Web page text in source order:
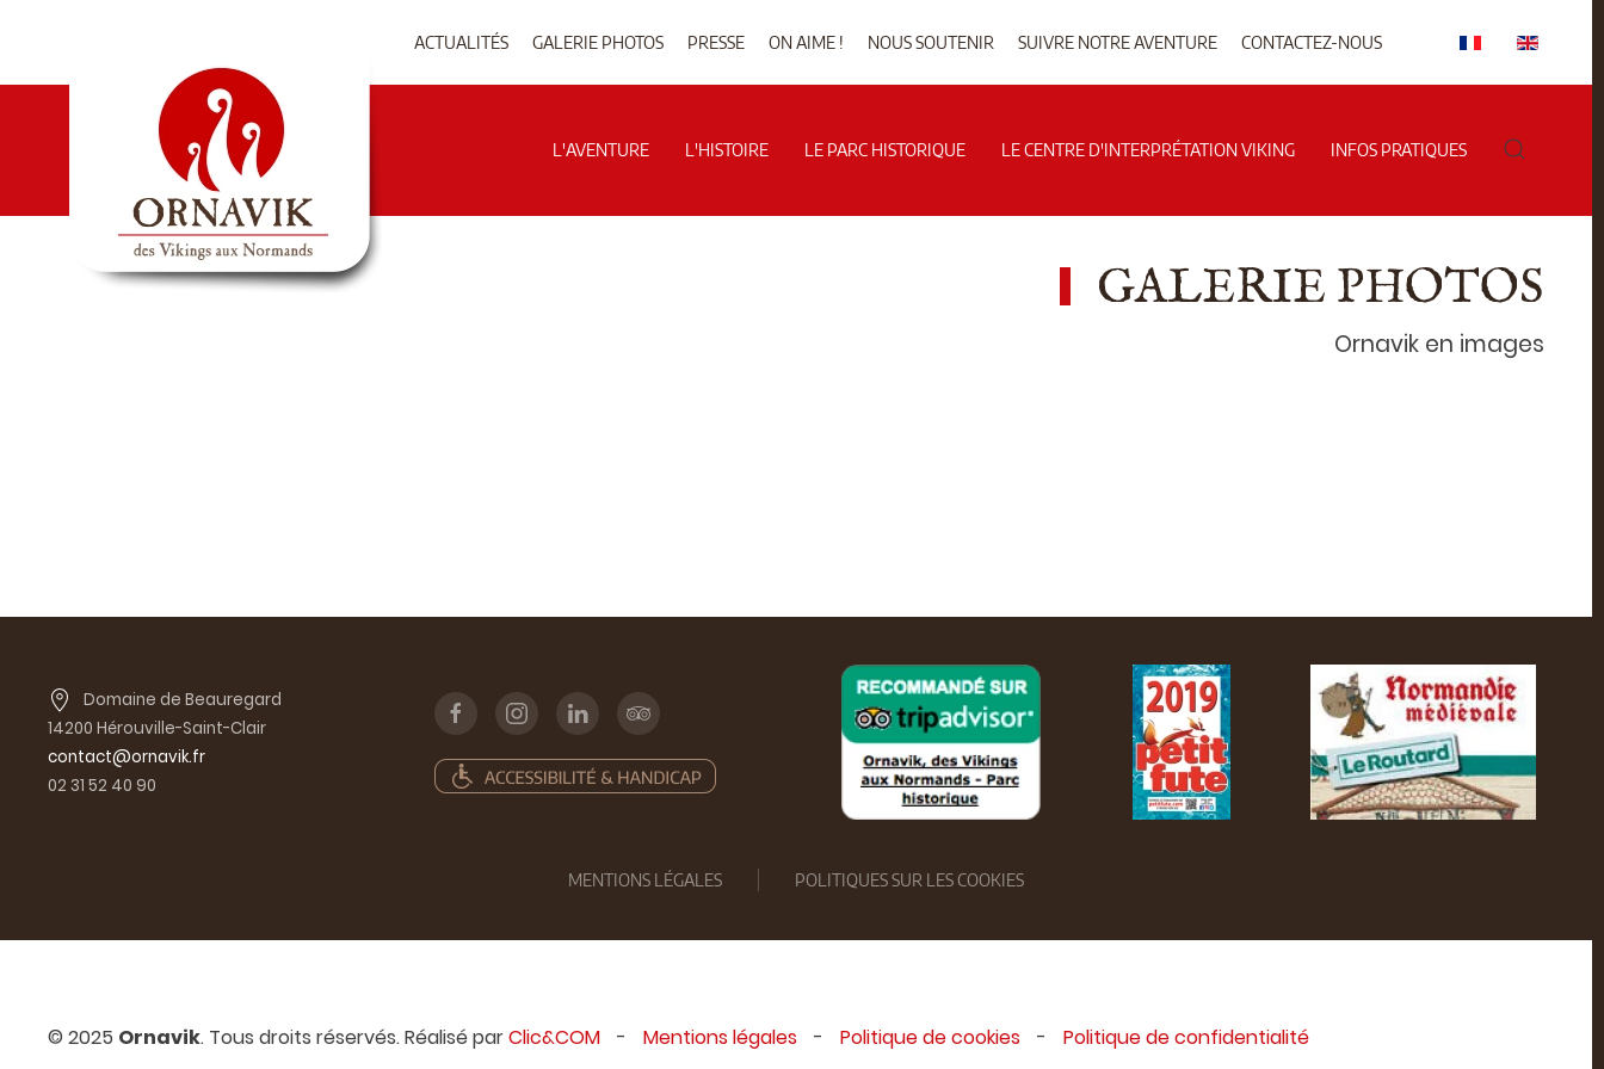
ACTUALITÉS GALERIE PHOTOS PRESSE ON AIME ! NOUS SOUTENIR SUIVRE NOTRE AVENTURE CONTACTEZ-NOUS
L'AVENTURE L'HISTOIRE LE PARC HISTORIQUE LE CENTRE D'INTERPRÉTATION VIKING INFOS PRATIQUES
GALERIE PHOTOS
Ornavik en images
Domaine de Beauregard
14200 Hérouville-Saint-Clair
contact@ornavik.fr
02 31 52 40 90
MENTIONS LÉGALES POLITIQUES SUR LES COOKIES
© 2025 Ornavik. Tous droits réservés. Réalisé parClic&COM - Mentions légales - Politique de cookies - Politique de confidentialité